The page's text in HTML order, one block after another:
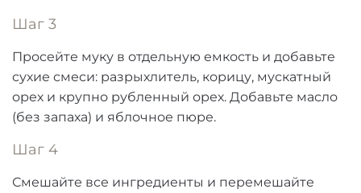
Шаг 3
Просейте муку в отдельную емкость и добавьте
сухие смеси: разрыхлитель, корицу, мускатный
орех и крупно рубленный орех. Добавьте масло
(без запаха) и яблочное пюре.
Шаг 4
Смешайте все ингредиенты и перемешайте